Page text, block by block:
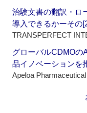
治験文書の翻訳・ロ
導入できるかーその
TRANSPERFECT
グローバルCDMOの
品イノベーションを
Apeloa Pharmaceutical